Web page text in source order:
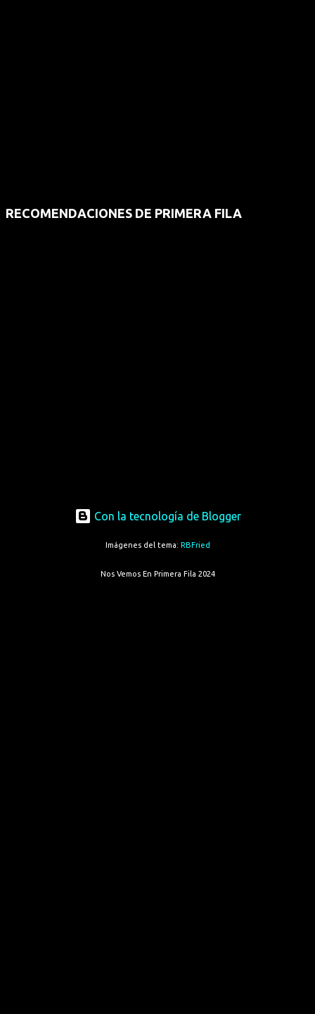
RECOMENDACIONES DE PRIMERA FILA
Con la tecnología de Blogger
Imágenes del tema: RBFried
Nos Vemos En Primera Fila 2024